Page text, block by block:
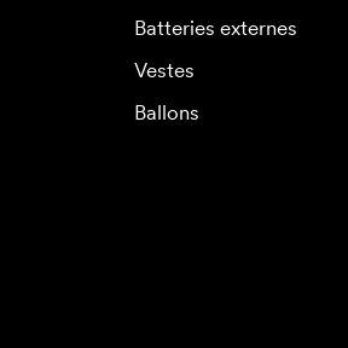
Batteries externes
Vestes
Ballons